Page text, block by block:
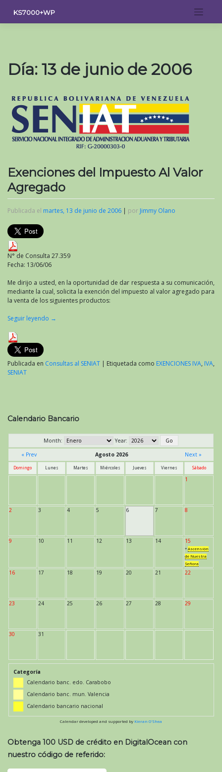
contenido
KS7000+WP
Día: 13 de junio de 2006
Exenciones del Impuesto Al Valor
Agregado
Publicada el martes, 13 de junio de 2006 | por Jimmy Olano
N° de Consulta 27.359
Fecha: 13/06/06
Me dirijo a usted, en la oportunidad de dar respuesta a su comunicación,
mediante la cual, solicita la exención del impuesto al valor agregado para
la venta de los siguientes productos:
Seguir leyendo →
Publicada en Consultas al SENIAT | Etiquetada como EXENCIONES IVA, IVA,
SENIAT
Calendario Bancario
Month:
Year:
« Prev
Agosto 2026 Next »
Domingo Lunes Martes Miércoles Jueves Viernes Sábado
1
2 3 4 5 6 7 8
9 10 11 12 13 14 15
* Ascensión
de Nuestra
Señora
16 17 18 19 20 21 22
23 24 25 26 27 28 29
30 31
Categoría
Calendario banc. edo. Carabobo
Calendario banc. mun. Valencia
Calendario bancario nacional
Calendar developed and supported by Kieran O'Shea
Obtenga 100 USD de crédito en DigitalOcean con
nuestro código de referido: